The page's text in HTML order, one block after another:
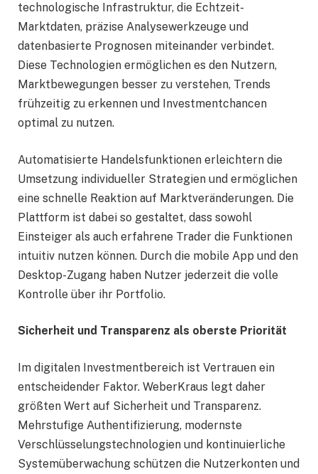
technologische Infrastruktur, die Echtzeit-
Marktdaten, präzise Analysewerkzeuge und
datenbasierte Prognosen miteinander verbindet.
Diese Technologien ermöglichen es den Nutzern,
Marktbewegungen besser zu verstehen, Trends
frühzeitig zu erkennen und Investmentchancen
optimal zu nutzen.
Automatisierte Handelsfunktionen erleichtern die
Umsetzung individueller Strategien und ermöglichen
eine schnelle Reaktion auf Marktveränderungen. Die
Plattform ist dabei so gestaltet, dass sowohl
Einsteiger als auch erfahrene Trader die Funktionen
intuitiv nutzen können. Durch die mobile App und den
Desktop-Zugang haben Nutzer jederzeit die volle
Kontrolle über ihr Portfolio.
Sicherheit und Transparenz als oberste Priorität
Im digitalen Investmentbereich ist Vertrauen ein
entscheidender Faktor. WeberKraus legt daher
größten Wert auf Sicherheit und Transparenz.
Mehrstufige Authentifizierung, modernste
Verschlüsselungstechnologien und kontinuierliche
Systemüberwachung schützen die Nutzerkonten und